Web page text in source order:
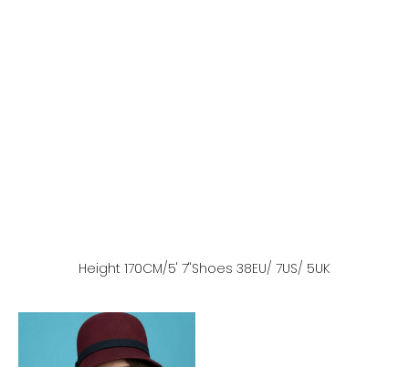
Height 170CM/5' 7''Shoes 38EU/ 7US/ 5UK